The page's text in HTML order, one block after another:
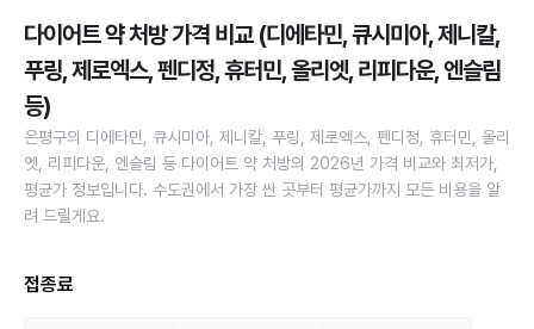
다이어트 약 처방 가격 비교 (디에타민, 큐시미아, 제니칼,
푸링, 제로엑스, 펜디정, 휴터민, 올리엣, 리피다운, 엔슬림
등)
은평구의 디에타민, 큐시미아, 제니칼, 푸링, 제로엑스, 펜디정, 휴터민, 올리
엣, 리피다운, 엔슬림 등 다이어트 약 처방의 2026년 가격 비교와 최저가,
평균가 정보입니다. 수도권에서 가장 싼 곳부터 평균가까지 모든 비용을 알
려 드릴게요.
접종료